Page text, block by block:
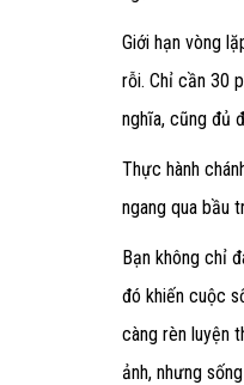
Giới hạn vòng
rỗi. Chỉ cần 30
nghĩa, cũng đủ
Thực hành
ngang qua bầu
Bạn không chỉ
đó khiến cuộc
càng rèn luyện
ảnh, nhưng